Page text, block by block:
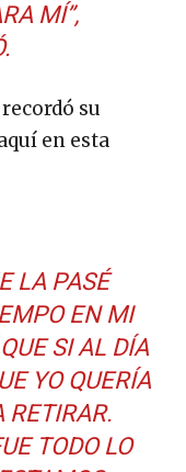
MÍ”,
su
en esta
LA PASÉ
EN MI
SI AL DÍA
YO QUERÍA
RETIRAR.
TODO LO